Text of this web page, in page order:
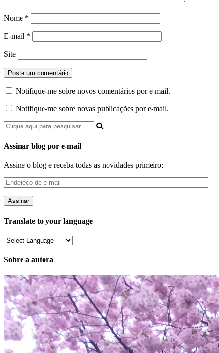
Nome *
E-mail *
Site
Notifique-me sobre novos comentários por e-mail.
Notifique-me sobre novas publicações por e-mail.
Assinar blog por e-mail
Assine o blog e receba todas as novidades primeiro:
Endereço
de
e-
mail
Translate to your language
Sobre a autora